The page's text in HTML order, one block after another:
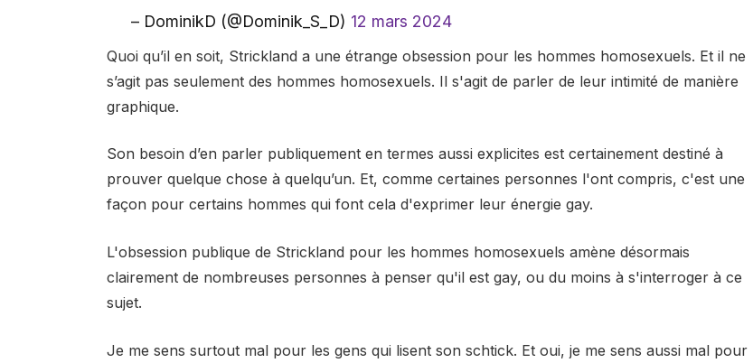
– DominikD (@Dominik_S_D) 12 mars 2024
Quoi qu’il en soit, Strickland a une étrange obsession pour les hommes homosexuels. Et il ne
s’agit pas seulement des hommes homosexuels. Il s'agit de parler de leur intimité de manière
graphique.
Son besoin d’en parler publiquement en termes aussi explicites est certainement destiné à
prouver quelque chose à quelqu’un. Et, comme certaines personnes l'ont compris, c'est une
façon pour certains hommes qui font cela d'exprimer leur énergie gay.
L'obsession publique de Strickland pour les hommes homosexuels amène désormais
clairement de nombreuses personnes à penser qu'il est gay, ou du moins à s'interroger à ce
sujet.
Je me sens surtout mal pour les gens qui lisent son schtick. Et oui, je me sens aussi mal pour